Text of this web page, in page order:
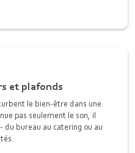
et plafonds
le bien-être dans une
pas seulement le son, il
bureau au catering ou au